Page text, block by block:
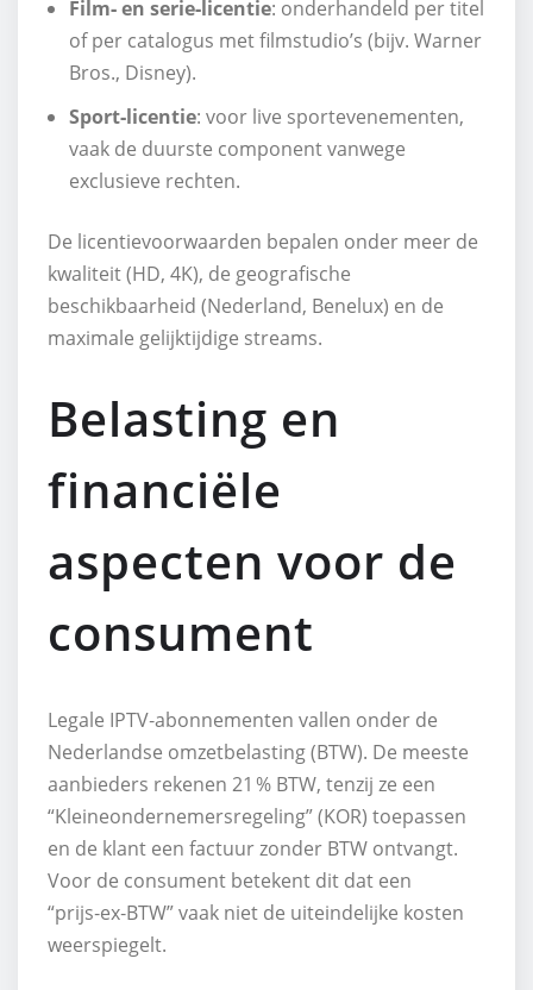
Film‑ en serie‑licentie: onderhandeld per titel
of per catalogus met filmstudio’s (bijv. Warner
Bros., Disney).
Sport‑licentie: voor live sportevenementen,
vaak de duurste component vanwege
exclusieve rechten.
De licentievoorwaarden bepalen onder meer de
kwaliteit (HD, 4K), de geografische
beschikbaarheid (Nederland, Benelux) en de
maximale gelijktijdige streams.
Belasting en
financiële
aspecten voor de
consument
Legale IPTV‑abonnementen vallen onder de
Nederlandse omzetbelasting (BTW). De meeste
aanbieders rekenen 21 % BTW, tenzij ze een
“Kleineondernemersregeling” (KOR) toepassen
en de klant een factuur zonder BTW ontvangt.
Voor de consument betekent dit dat een
“prijs‑ex‑BTW” vaak niet de uiteindelijke kosten
weerspiegelt.